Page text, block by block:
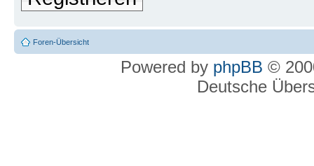
Foren-Übersicht
Powered by phpBB ©
Deutsche